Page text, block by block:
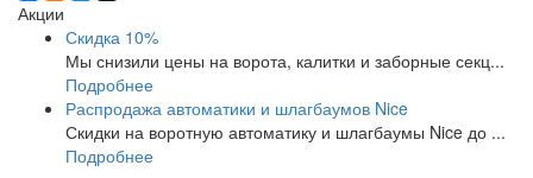
Акции
Скидка 10%
Мы снизили цены на ворота, калитки и заборные секц...
Подробнее
Распродажа автоматики и шлагбаумов Nice
Скидки на воротную автоматику и шлагбаумы Nice до ...
Подробнее